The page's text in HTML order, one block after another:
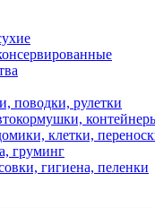
поводки, рулетки
клетки,
груминг
гигиена, пеленки